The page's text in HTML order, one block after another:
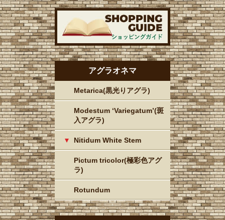
アグラオネマ
Metarica(黒光りアグラ)
Modestum ‘Variegatum’(斑
入アグラ)
Nitidum White Stem
Pictum tricolor(極彩色アグ
ラ)
Rotundum